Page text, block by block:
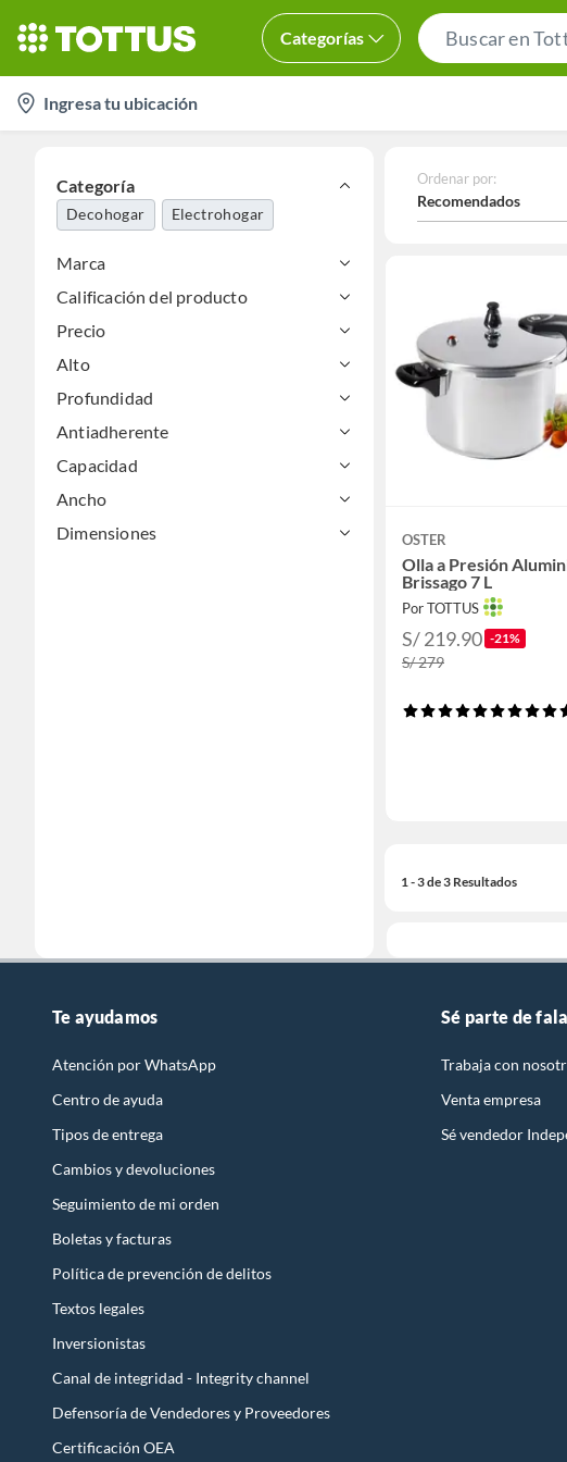
Categorías
location-
icon
Ingresa tu ubicación
Categoría
Decohogar Electrohogar
Marca
Calificación del producto
Precio
Alto
Profundidad
Antiadherente
Capacidad
Ancho
Dimensiones
Ordenar por:
Recomendados
OSTER
Olla a Presión
Brissago 7 L
Por TOTTUS
S/ 219.90 -21%
S/ 279
1 - 3 de 3 Resultados
Te ayudamos
Atención por WhatsApp
Centro de ayuda
Tipos de entrega
Cambios y devoluciones
Seguimiento de mi orden
Boletas y facturas
Política de prevención de delitos
Textos legales
Inversionistas
Canal de integridad - Integrity channel
Defensoría de Vendedores y Proveedores
Certificación OEA
Sé parte de
Trabaja con
Venta empresa
Sé vendedor